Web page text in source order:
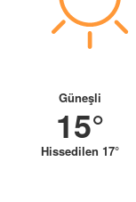
Güneşli
15°
Hissedilen 17°